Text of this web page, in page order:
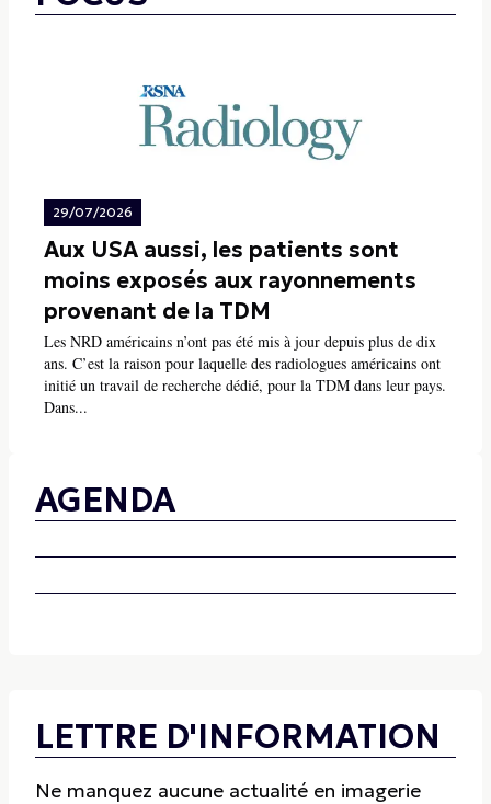
29/07/2026
Aux USA aussi, les patients sont
moins exposés aux rayonnements
provenant de la TDM
Les NRD américains n’ont pas été mis à jour depuis plus de dix
ans. C’est la raison pour laquelle des radiologues américains ont
initié un travail de recherche dédié, pour la TDM dans leur pays.
Dans...
AGENDA
LETTRE D'INFORMATION
Ne manquez aucune actualité en imagerie